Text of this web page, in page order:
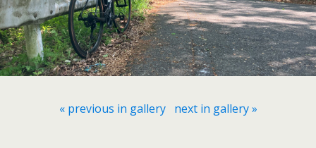
« previous in gallery next in gallery »